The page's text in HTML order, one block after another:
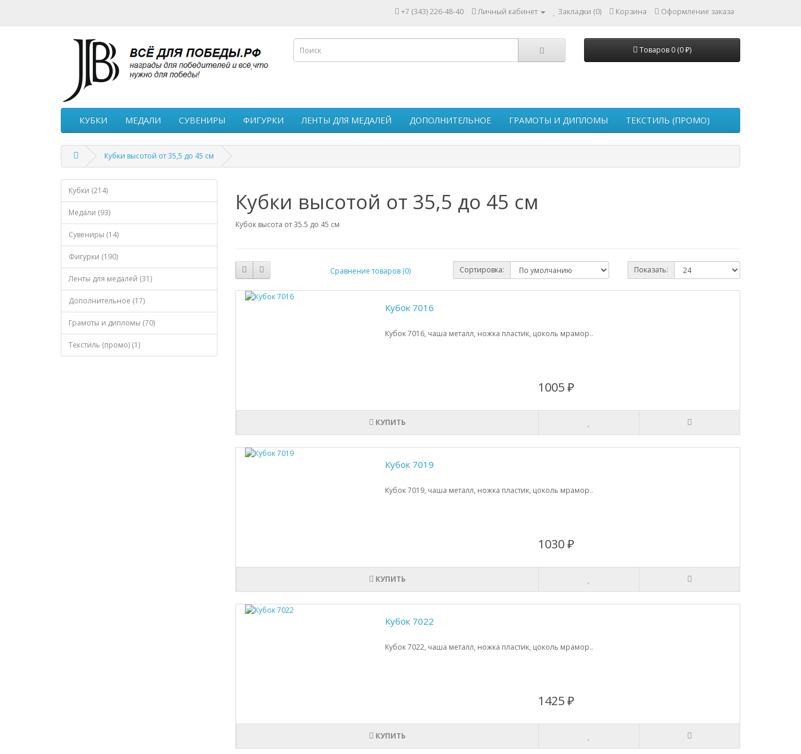
+7 (343) 226-48-40 Личный кабинет Закладки (0) Корзина Оформление заказа
Товаров 0 (0 ₽)
КУБКИ МЕДАЛИ СУВЕНИРЫ ФИГУРКИ ЛЕНТЫ ДЛЯ МЕДАЛЕЙ ДОПОЛНИТЕЛЬНОЕ ГРАМОТЫ И ДИПЛОМЫ ТЕКСТИЛЬ (ПРОМО)
Кубки высотой от 35,5 до 45 см
Кубки (214)
Медали (93)
Сувениры (14)
Фигурки (190)
Ленты для медалей (31)
Дополнительное (17)
Грамоты и дипломы (70)
Текстиль (промо) (1)
Кубки высотой от 35,5 до 45 см
Кубок высота от 35.5 до 45 см
Сравнение товаров (0) Сортировка: Показать:
Кубок 7016
Кубок 7016, чаша металл, ножка пластик, цоколь мрамор..
1005 ₽
КУПИТЬ
Кубок 7019
Кубок 7019, чаша металл, ножка пластик, цоколь мрамор..
1030 ₽
КУПИТЬ
Кубок 7022
Кубок 7022, чаша металл, ножка пластик, цоколь мрамор..
1425 ₽
КУПИТЬ